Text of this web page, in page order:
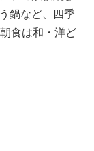
鍋など、四季
食は和・洋ど